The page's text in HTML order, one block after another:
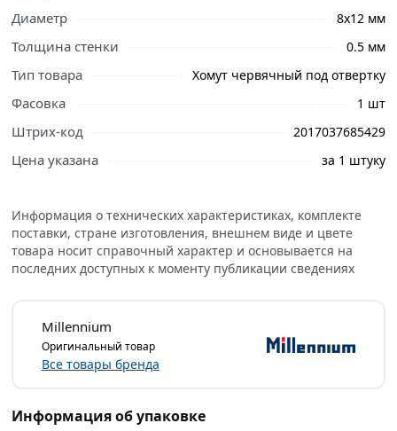
описанием и отзывами о товаре, чтобы сделать
правильный выбор и заказать онлайн. Наши
или самовывоза.
Условия доставки и цены на товар Хомут червячный
под отвертку 8х12 мм для шлангов, нержавеющий,
Диаметр 8х12 мм
Толщина стенки 0.5 мм
Тип товара Хомут червячный под отвертку
Фасовка 1 шт
Штрих-код 2017037685429
Цена указана за 1 штуку
Информация о технических характеристиках, комплекте
поставки, стране изготовления, внешнем виде и цвете
товара носит справочный характер и основывается на
последних доступных к моменту публикации сведениях
Millennium
Оригинальный товар
Все товары бренда
Информация об упаковке